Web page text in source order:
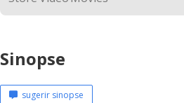
Sinopse
sugerir sinopse